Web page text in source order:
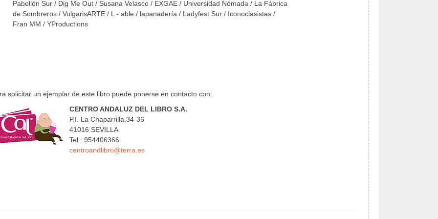
Pabellón Sur / Dig Me Out / Susana Velasco / EXGAE / Universidad Nómada / La Fábrica
de Sombreros / VulgarisARTE / L - able / lapanadería / Ladyfest Sur / Iconoclasistas /
Fran MM / YProductions
solicitar un ejemplar de este libro puede ponerse en contacto con:
CENTRO ANDALUZ DEL LIBRO S.A.
P.I. La Chaparrilla,34-36
41016 SEVILLA
Tel.: 954406366
centroandlibro@terra.es